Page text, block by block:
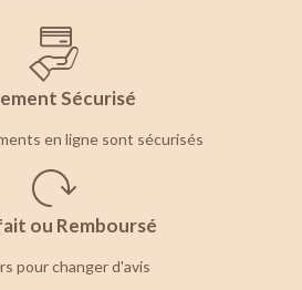
Sécurisé
en ligne sont sécurisés
ou Remboursé
pour changer d'avis